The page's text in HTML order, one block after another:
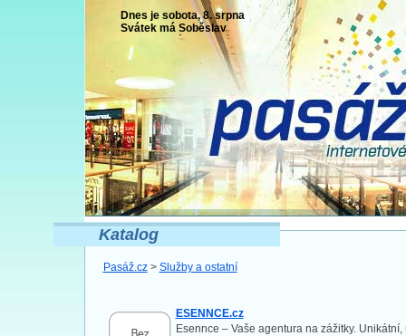
Dnes je sobota, 8. srpna
Svátek má Soběslav
Katalog
Pasáž.cz> Služby a ostatní
ESENNCE.cz
Esennce – Vaše agentura na zážitky.